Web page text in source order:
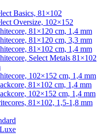
Basics, 81×102
Oversize, 102×152
81×120 cm, 1,4 mm
81×120 cm, 3,3 mm
81×102 cm, 1,4 mm
Select Metals 81×102
102×152 cm, 1,4 mm
81×102 cm, 1,4 mm
102×152 cm, 1,4 mm
81×102, 1,5-1,8 mm